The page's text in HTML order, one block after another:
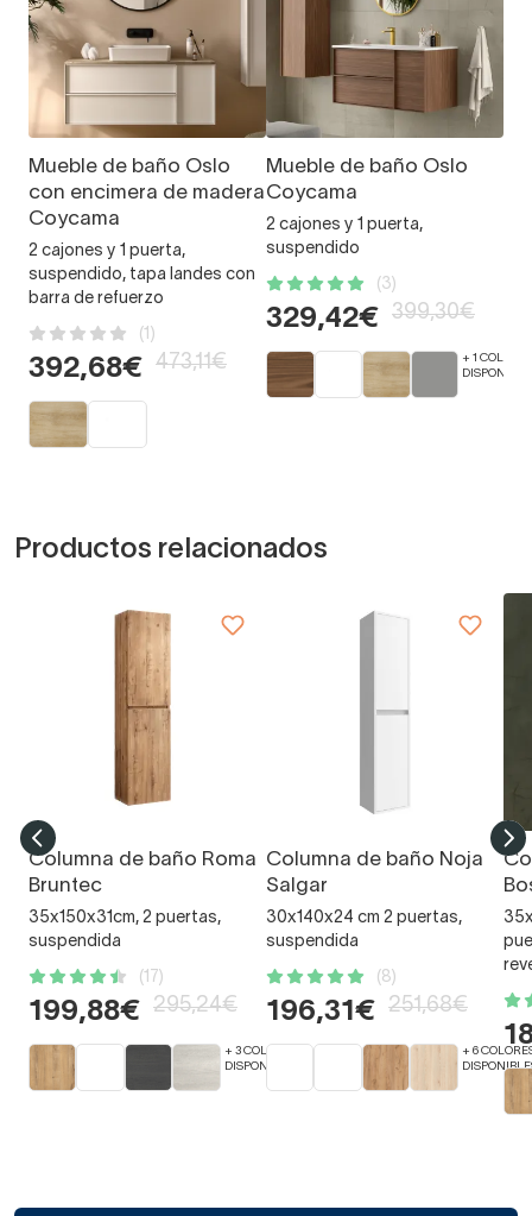
Mueble de baño Oslo
con encimera de madera
Coycama
2 cajones y 1 puerta,
suspendido, tapa landes con
barra de refuerzo
(1)
392,68€ 473,11€
Mueble de baño Oslo
Coycama
2 cajones y 1 puerta,
suspendido
(3)
329,42€ 399,30€
+ 1
Productos relacionados
Columna de baño Roma
Bruntec
35x150x31cm, 2 puertas,
suspendida
(17)
199,88€ 295,24€
+ 3 COLORES
DISPONIBLES
Columna de baño Noja
Salgar
30x140x24 cm 2 puertas,
suspendida
(8)
196,31€ 251,68€
+ 6